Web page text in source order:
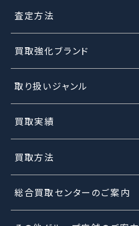
査定方法
買取強化ブランド
取り扱いジャンル
買取実績
買取方法
総合買取センターのご案内